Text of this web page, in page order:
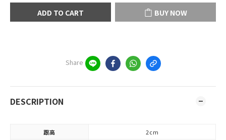
ADD TO CART BUY NOW
Share
DESCRIPTION
跟高
2cm